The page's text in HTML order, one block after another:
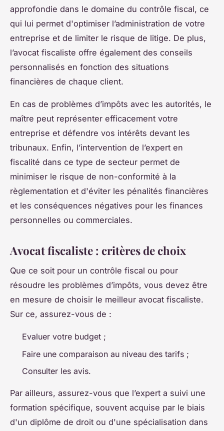
approfondie dans le domaine du contrôle fiscal, ce
qui lui permet d'optimiser l’administration de votre
entreprise et de limiter le risque de litige. De plus,
l’avocat fiscaliste offre également des conseils
personnalisés en fonction des situations
financières de chaque client.
En cas de problèmes d’impôts avec les autorités, le
maître peut représenter efficacement votre
entreprise et défendre vos intérêts devant les
tribunaux. Enfin, l’intervention de l’expert en
fiscalité dans ce type de secteur permet de
minimiser le risque de non-conformité à la
règlementation et d'éviter les pénalités financières
et les conséquences négatives pour les finances
personnelles ou commerciales.
Avocat fiscaliste : critères de choix
Que ce soit pour un contrôle fiscal ou pour
résoudre les problèmes d’impôts, vous devez être
en mesure de choisir le meilleur avocat fiscaliste.
Sur ce, assurez-vous de :
Evaluer votre budget ;
Faire une comparaison au niveau des tarifs ;
Consulter les avis.
Par ailleurs, assurez-vous que l’expert a suivi une
formation spécifique, souvent acquise par le biais
d'un diplôme de droit ou d'une spécialisation dans